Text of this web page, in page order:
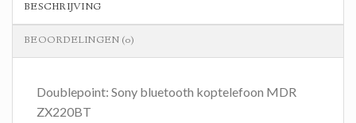
BESCHRIJVING
BEOORDELINGEN (0)
Doublepoint: Sony bluetooth koptelefoon MDR
ZX220BT